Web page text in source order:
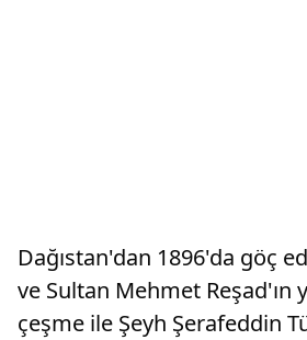
Dağıstan'dan 1896'da göç
ve Sultan Mehmet Reşad'ın
çeşme ile Şeyh Şerafeddin